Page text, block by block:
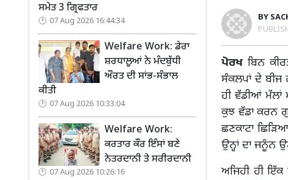
ਸਮੇਤ 3 ਗ੍ਰਿਫਤਾਰ
07 Aug 2026 16:44:34
Welfare Work: ਡੇਰਾ
ਸ਼ਰਧਾਲੂਆਂ ਨੇ ਮੰਦਬੁੱਧੀ
ਔਰਤ ਦੀ ਸਾਂਭ-ਸੰਭਾਲ
ਕੀਤੀ
07 Aug 2026 10:33:04
Welfare Work:
ਕਰਤਾਰ ਕੌਰ ਇੰਸਾਂ ਬਣੇ
ਨੇਤਰਦਾਨੀ ਤੇ ਸਰੀਰਦਾਨੀ
07 Aug 2026 10:26:16
BY
ਪੋਰਖ ਬਿਨ
ਸੰਕਲਪਾਂ ਦੇ
ਹੀ ਵੱਡੀਆਂ ਮੱਲਾਂ
ਕੁਝ ਵੱਡਾ ਕਰਨ
ਛਣਕਾਟਾ
ਉਨ੍ਹਾਂ ਦਾ ਜਨੂੰਨ
ਅਜਿਹੀ ਹੀ ਇੱਕ